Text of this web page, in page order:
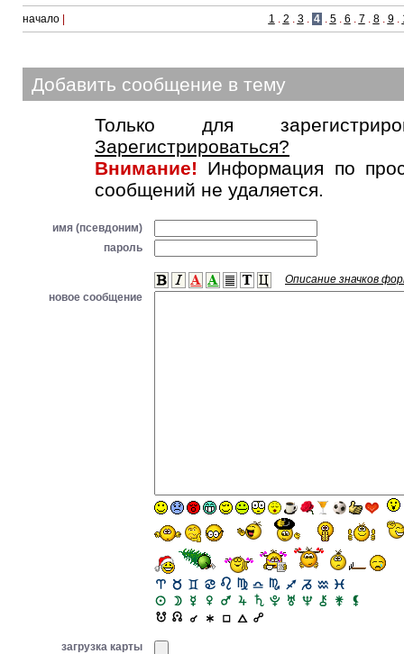
начало 1 . 2 . 3 . 4 . 5 . 6 . 7 . 8 . 9 .
Добавить сообщение в тему
Только для
Зарегистрироваться?
Внимание! Информация по
сообщений не удаляется.
имя (псевдоним)
пароль
Описание значков
новое сообщение
загрузка карты